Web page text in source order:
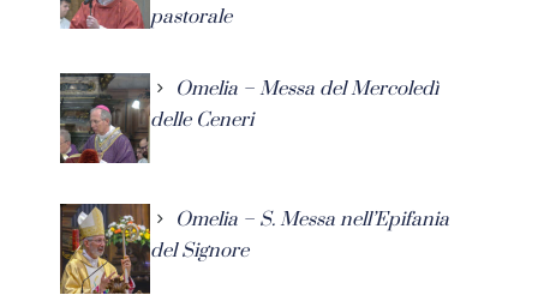
pastorale
Omelia – Messa del Mercoledì
delle Ceneri
Omelia – S. Messa nell’Epifania
del Signore